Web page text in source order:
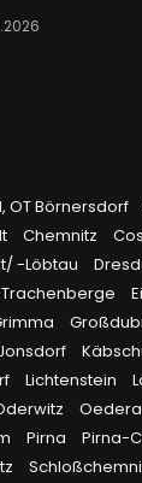
OT Börnersdorf
Chemnitz
-Löbtau
Lichtenstein
Pirna Pirna-